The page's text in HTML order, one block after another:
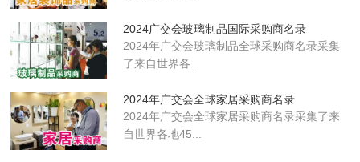
2024广交会玻璃制品国际采购商名录
2024年广交会玻璃制品全球采购商名录采集
了来自世界各...
2024年广交会全球家居采购商名录
2024年广交会全球家居采购商名录采集了来
自世界各地45...